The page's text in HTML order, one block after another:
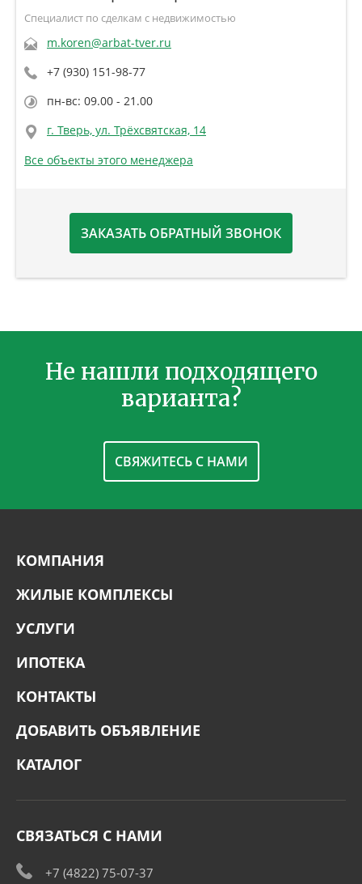
Специалист по сделкам с недвижимостью
m.koren@arbat-tver.ru
+7 (930) 151-98-77
пн-вс: 09.00 - 21.00
г. Тверь, ул. Трёхсвятская, 14
Все объекты этого менеджера
ЗАКАЗАТЬ ОБРАТНЫЙ ЗВОНОК
Не нашли подходящего
варианта?
СВЯЖИТЕСЬ С НАМИ
КОМПАНИЯ
ЖИЛЫЕ КОМПЛЕКСЫ
УСЛУГИ
ИПОТЕКА
КОНТАКТЫ
ДОБАВИТЬ ОБЪЯВЛЕНИЕ
КАТАЛОГ
СВЯЗАТЬСЯ С НАМИ
+7 (4822) 75-07-37